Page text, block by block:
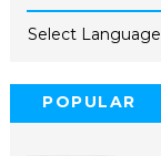
Select Language
POPULAR